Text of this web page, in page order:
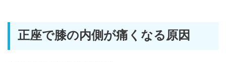
正座で膝の内側が痛くなる原因